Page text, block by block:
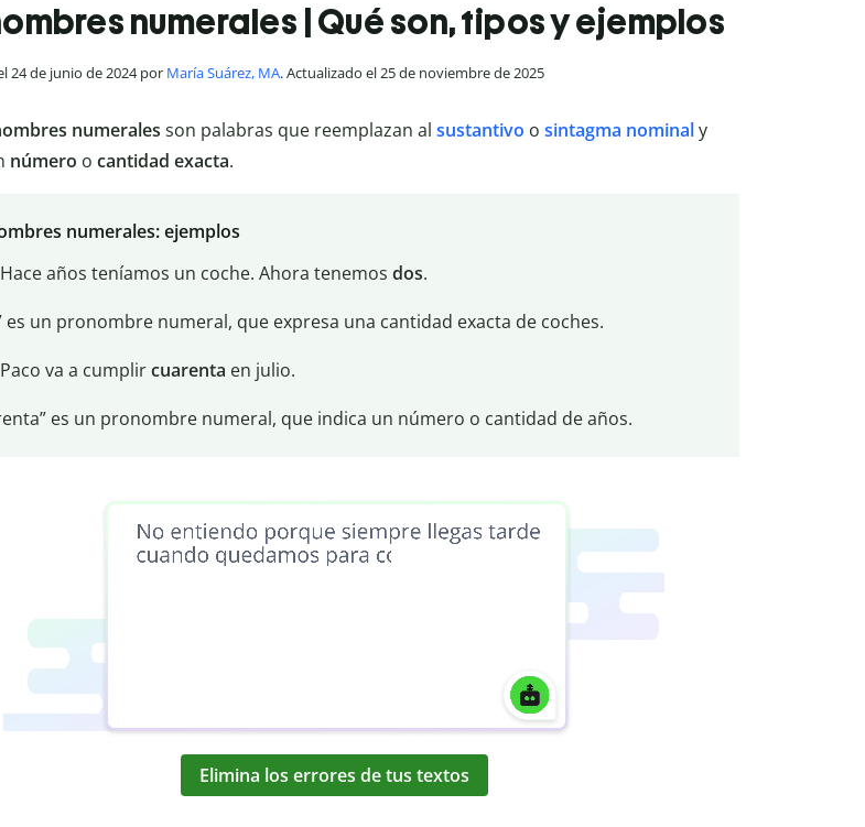
numerales | Qué son, tipos y ejemplos
24 de junio de 2024 por María Suárez, MA. Actualizado el 25 de noviembre de 2025
numerales son palabras que reemplazan al sustantivo o sintagma nominaly
número o cantidad exacta.
numerales: ejemplos
Hace años teníamos un coche. Ahora tenemos dos.
es un pronombre numeral, que expresa una cantidad exacta de coches.
Paco va a cumplircuarenta en julio.
es un pronombre numeral, que indica un número o cantidad de años.
Elimina los errores de tus textos